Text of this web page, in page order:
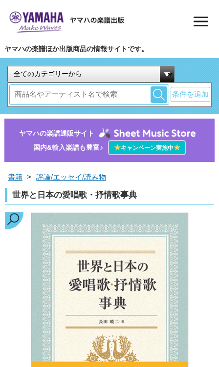
ヤマハの楽譜ほか出版商品の情報サイトです。
条件を追加
ヤマハの楽譜通販サイト
国内&輸入楽譜も豊富♪
★キャンペーン実施中★
書籍 > 評論/エッセイ/読み物
世界と日本の愛唱歌・抒情歌事典